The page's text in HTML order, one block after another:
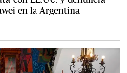
en la Argentina